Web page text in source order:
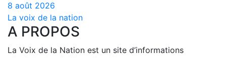
8 août 2026
La voix de la nation
A PROPOS
La Voix de la Nation est un site d’informations